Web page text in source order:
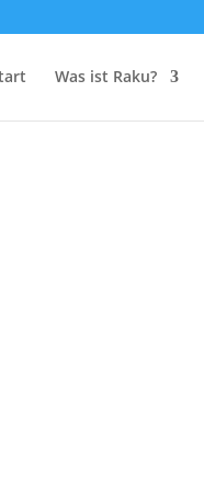
Was ist Raku?